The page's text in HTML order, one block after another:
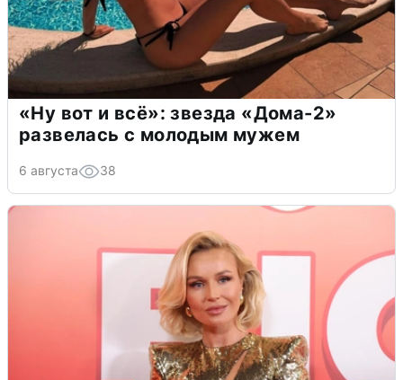
«Ну вот и всё»: звезда «Дома-2»
развелась с молодым мужем
6 августа 38